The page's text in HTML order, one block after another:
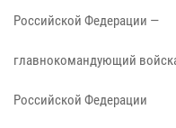
Российской Федерации —
главнокомандующий
Российской Федерации